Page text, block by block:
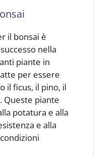
il bonsai è
nella
piante in
per essere
il ficus, il pino, il
Queste piante
potatura e alla
e alla